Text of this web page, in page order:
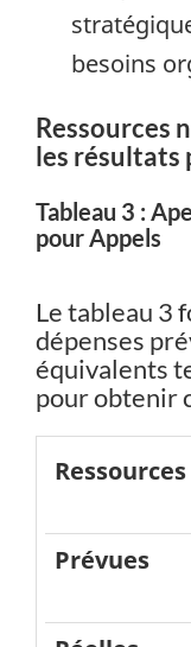
besoins
Ressources
les résultats
Tableau 3 :
pour Appels
Le tableau 3
dépenses
équivalents
pour obtenir
Ressources
Prévues